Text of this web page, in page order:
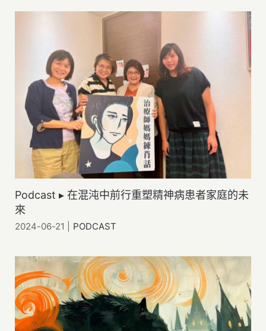
Podcast ▸ 在混沌中前行重塑精神病患者家庭的未
來
2024-06-21 PODCAST